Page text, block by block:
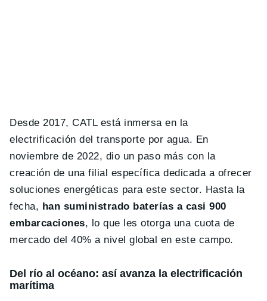
Desde 2017, CATL está inmersa en la
electrificación del transporte por agua. En
noviembre de 2022, dio un paso más con la
creación de una filial específica dedicada a ofrecer
soluciones energéticas para este sector. Hasta la
fecha, han suministrado baterías a casi 900
embarcaciones, lo que les otorga una cuota de
mercado del 40% a nivel global en este campo.
Del río al océano: así avanza la electrificación
marítima